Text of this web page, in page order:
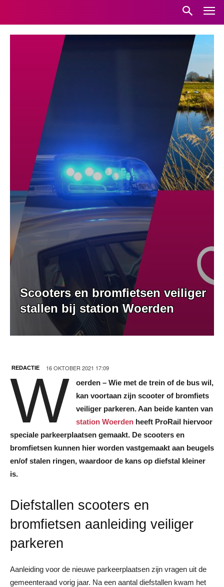
Scooters en bromfietsen veiliger
stallen bij station Woerden
REDACTIE 16 OKTOBER 2021 17:09
W
oerden – Wie met de trein of de bus wil,
kan voortaan zijn scooter of bromfiets
veiliger parkeren. Aan beide kanten van
station Woerdenheeft ProRail hiervoor
speciale parkeerplaatsen gemaakt. De scooters en
bromfietsen kunnen hier worden vastgemaakt aan beugels
en/of stalen ringen, waardoor de kans op diefstal kleiner
is.
Diefstallen scooters en
bromfietsen aanleiding veiliger
parkeren
Aanleiding voor de nieuwe parkeerplaatsen zijn vragen uit de
gemeenteraad vorig jaar. Na een aantal diefstallen kwam het